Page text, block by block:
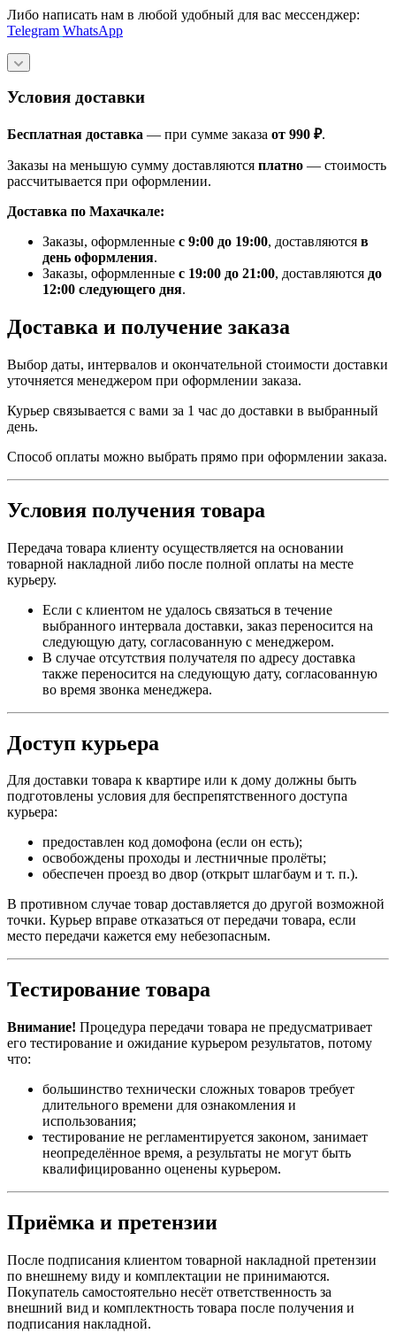
Либо написать нам в любой удобный для вас мессенджер:
Telegram WhatsApp
Условия доставки
Бесплатная доставка — при сумме заказа от 990 ₽.
Заказы на меньшую сумму доставляются платно — стоимость
рассчитывается при оформлении.
Доставка по Махачкале:
Заказы, оформленные с 9:00 до 19:00, доставляются в
день оформления.
Заказы, оформленные с 19:00 до 21:00, доставляются до
12:00 следующего дня.
Доставка и получение заказа
Выбор даты, интервалов и окончательной стоимости доставки
уточняется менеджером при оформлении заказа.
Курьер связывается с вами за 1 час до доставки в выбранный
день.
Способ оплаты можно выбрать прямо при оформлении заказа.
Условия получения товара
Передача товара клиенту осуществляется на основании
товарной накладной либо после полной оплаты на месте
курьеру.
Если с клиентом не удалось связаться в течение
выбранного интервала доставки, заказ переносится на
следующую дату, согласованную с менеджером.
В случае отсутствия получателя по адресу доставка
также переносится на следующую дату, согласованную
во время звонка менеджера.
Доступ курьера
Для доставки товара к квартире или к дому должны быть
подготовлены условия для беспрепятственного доступа
курьера:
предоставлен код домофона (если он есть);
освобождены проходы и лестничные пролёты;
обеспечен проезд во двор (открыт шлагбаум и т. п.).
В противном случае товар доставляется до другой возможной
точки. Курьер вправе отказаться от передачи товара, если
место передачи кажется ему небезопасным.
Тестирование товара
Внимание! Процедура передачи товара не предусматривает
его тестирование и ожидание курьером результатов, потому
что:
большинство технически сложных товаров требует
длительного времени для ознакомления и
использования;
тестирование не регламентируется законом, занимает
неопределённое время, а результаты не могут быть
квалифицированно оценены курьером.
Приёмка и претензии
После подписания клиентом товарной накладной претензии
по внешнему виду и комплектации не принимаются.
Покупатель самостоятельно несёт ответственность за
внешний вид и комплектность товара после получения и
подписания накладной.